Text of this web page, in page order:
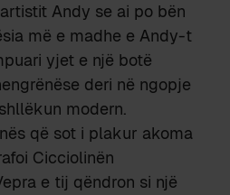
Andy se ai po bën
më e madhe e Andy-t
yjet e një botë
deri në ngopje
modern.
që sot i plakur akoma
Cicciolinën
e tij qëndron si një